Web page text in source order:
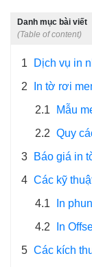
Danh mục bài viết
(Table of content)
1
Dịch vụ in
2
In tờ rơi
2.1
Mẫu
2.2 Quy
3
Báo giá in
4 Các kỹ
4.1
In
4.2
In
5 Các kích